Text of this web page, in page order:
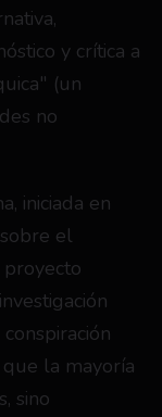
y crítica a
(un
no
iniciada en
el
la mayoría
sino